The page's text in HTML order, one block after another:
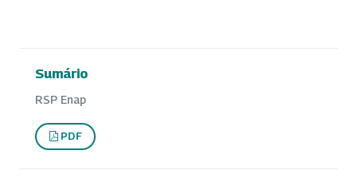
Sumário
RSP Enap
PDF